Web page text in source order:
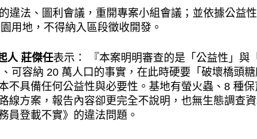
違法、圖利會議，重開專案小組會議；並依據公益
用地，不得納入區段徵收開發。
人 莊傑任表示： 『本案明明審查的是「公益性」與
可容納 20 萬人口的事實，在此時硬要「破壞橋頭
不具備任何公益性與必要性。基地有螢火蟲、8 種
線方案，報告內容卻更完全不說明，也無生態調查
員登載不實》的違法問題。